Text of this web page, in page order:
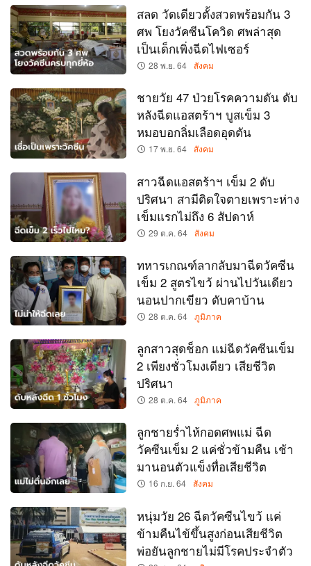
สลด วัดเดียวตั้งสวดพร้อมกัน 3
ศพ โยงวัคซีนโควิด ศพล่าสุด
เป็นเด็กเพิ่งฉีดไฟเซอร์
28 พ.ย. 64 สังคม
ชายวัย 47 ป่วยโรคความดัน ดับ
หลังฉีดแอสตร้าฯ บูสเข็ม 3
หมอบอกลิ่มเลือดอุดตัน
17 พ.ย. 64 สังคม
สาวฉีดแอสตร้าฯ เข็ม 2 ดับ
ปริศนา สามีติดใจตายเพราะห่าง
เข็มแรกไม่ถึง 6 สัปดาห์
29 ต.ค. 64 สังคม
ทหารเกณฑ์ลากลับมาฉีดวัคซีน
เข็ม 2 สูตรไขว้ ผ่านไปวันเดียว
นอนปากเขียว ดับคาบ้าน
28 ต.ค. 64 ภูมิภาค
ลูกสาวสุดช็อก แม่ฉีดวัคซีนเข็ม
2 เพียงชั่วโมงเดียว เสียชีวิต
ปริศนา
28 ต.ค. 64 ภูมิภาค
ลูกชายร่ำไห้กอดศพแม่ ฉีด
วัคซีนเข็ม 2 แค่ชั่วข้ามคืน เช้า
มานอนตัวแข็งทื่อเสียชีวิต
16 ก.ย. 64 สังคม
หนุ่มวัย 26 ฉีดวัคซีนไขว้ แค่
ข้ามคืนไข้ขึ้นสูงก่อนเสียชีวิต
พ่อยันลูกชายไม่มีโรคประจำตัว